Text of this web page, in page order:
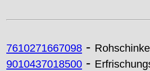
7610271667098 -
9010437018500 -